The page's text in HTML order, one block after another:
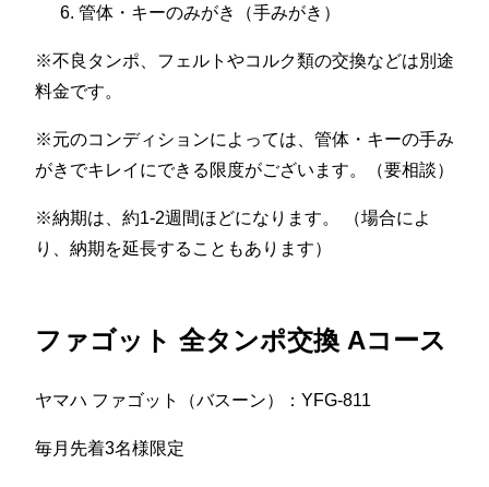
管体・キーのみがき（手みがき）
※不良タンポ、フェルトやコルク類の交換などは別途
料金です。
※元のコンディションによっては、管体・キーの手み
がきでキレイにできる限度がございます。（要相談）
※納期は、約1-2週間ほどになります。 （場合によ
り、納期を延長することもあります）
ファゴット 全タンポ交換 Aコース
ヤマハ ファゴット（バスーン）：YFG-811
毎月先着3名様限定